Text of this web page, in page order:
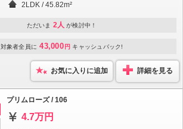
2LDK / 45.82m²
ただいま 2人 が検討中！
対象者全員に 43,000 円 キャッシュバック!
お気に入りに追加 詳細を見る
プリムローズ / 106
4.7万円